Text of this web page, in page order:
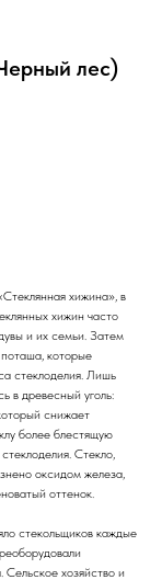
лес)
хижина», в
хижин часто
и их семьи. Затем
поташа, которые
стеклоделия. Лишь
в древесный уголь:
снижает
более блестящую
Стекло,
оксидом железа,
оттенок.
стекольщиков каждые
хозяйство и